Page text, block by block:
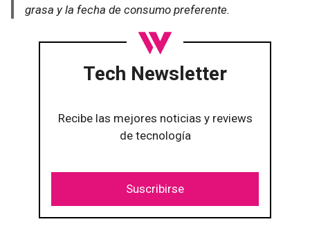
grasa y la fecha de consumo preferente.
Tech Newsletter
Recibe las mejores noticias y reviews
de tecnología
Suscribirse